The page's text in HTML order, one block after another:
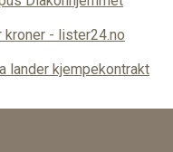
kroner - lister24.no
lander kjempekontrakt